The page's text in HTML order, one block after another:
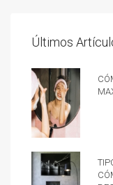
Últimos